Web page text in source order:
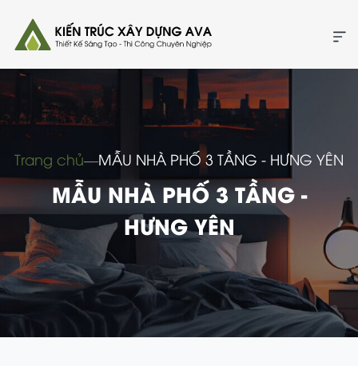
Trang chủ―MẪU NHÀ PHỐ 3 TẦNG - HƯNG YÊN
MẪU NHÀ PHỐ 3 TẦNG -
HƯNG YÊN